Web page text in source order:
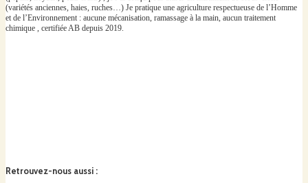
(variétés anciennes, haies, ruches…) Je pratique une agriculture respectueuse de l’Homme
et de l’Environnement : aucune mécanisation, ramassage à la main, aucun traitement
chimique , certifiée AB depuis 2019.
Retrouvez-nous aussi :